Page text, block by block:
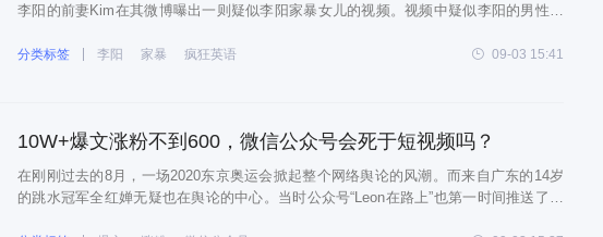
李阳的前妻Kim在其微博曝出一则疑似李阳家暴女儿的视频。视频中疑似李阳的男性大
妻指控他“家暴女儿”存在“严重失实”，该说
分类标签 李阳 家暴 疯狂英语 09-03 15:41
10W+爆文涨粉不到600，微信公众号会死于短视频吗？
在刚刚过去的8月，一场2020东京奥运会掀起整个网络舆论的风潮。而来自广东的14岁
的跳水冠军全红婵无疑也在舆论的中心。当时公众号“Leon在路上”也第一时间推送了一